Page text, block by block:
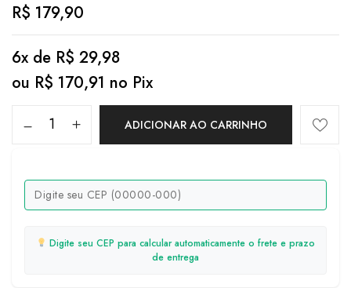
R$ 179,90
6x de R$ 29,98
ou R$ 170,91 no Pix
ADICIONAR AO CARRINHO
Digite seu CEP para calcular automaticamente o frete e prazo
de entrega